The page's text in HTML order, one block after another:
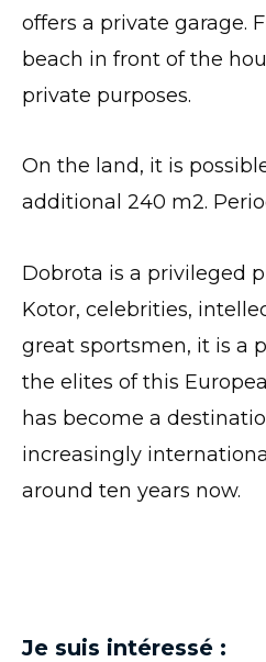
offers a private garage.
beach in front of the
private purposes.
On the land, it is
additional 240 m2.
Dobrota is a privileged
Kotor, celebrities,
great sportsmen, it is a
the elites of this
has become a
increasingly
around ten years now.
Je suis intéressé :